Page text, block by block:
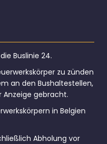
Buslinie 24.
zu zünden
an den Bushaltestellen,
Anzeige gebracht.
in Belgien
Abholung vor